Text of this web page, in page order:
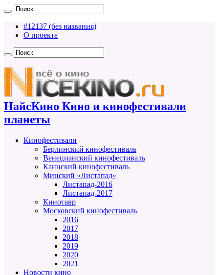
#12137 (без названия)
О проекте
НайсКино Кино и кинофестивали
планеты
Кинофестивали
Берлинский кинофестиваль
Венецианский кинофестиваль
Каннский кинофестиваль
Минский «Листапад»
Листапад-2016
Листапад-2017
Кинотавр
Московский кинофестиваль
2016
2017
2018
2019
2020
2021
Новости кино